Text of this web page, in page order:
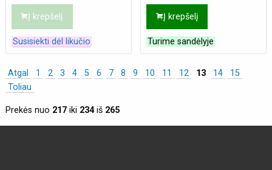
m
Tinklo jungtis:
Maitinimas:DC 12V 3A
PoE(802.3af 48 VDC)
Į krepšelį
Susisiekti dėl likučio
720P, kadrų skaičius
neribojamas, maksimalus
duomenų srauto greit
Į krepšelį
Turime sandėlyje
Atgal 1 2 3 4 5 6 7 8 9 10 11 12 13 14
15
Toliau
Prekės nuo 217 iki 234iš 265